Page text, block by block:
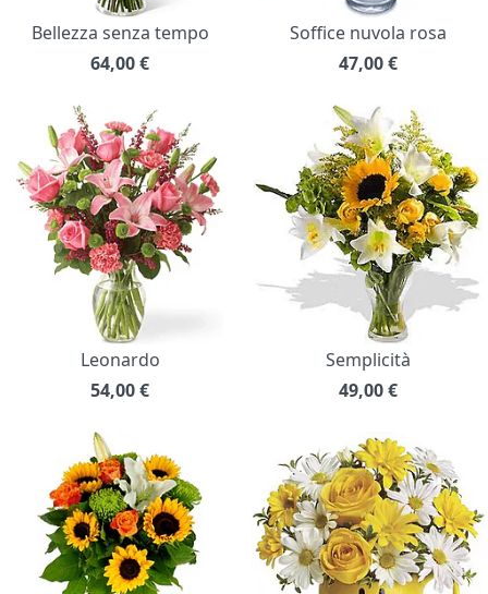
Bellezza senza tempo
64,00€
Soffice nuvola rosa
47,00€
Leonardo
54,00€
Semplicità
49,00€